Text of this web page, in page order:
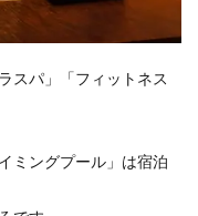
スパ」「フィットネス
ミングプール」は宿泊